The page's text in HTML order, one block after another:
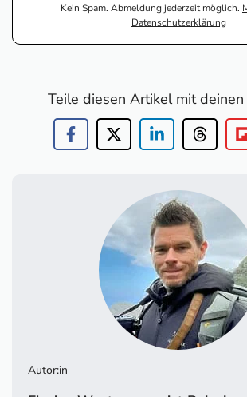
Kein Spam. Abmeldung jederzeit möglich.
Datenschutzerklärung
Teile diesen Artikel mit deinen
Autor:in